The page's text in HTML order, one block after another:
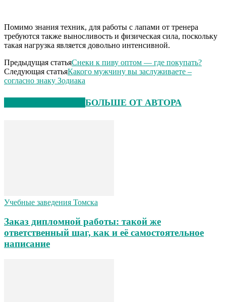
Помимо знания техник, для работы с лапами от тренера
требуются также выносливость и физическая сила, поскольку
такая нагрузка является довольно интенсивной.
Предыдущая статьяСнеки к пиву оптом — где покупать?
Следующая статьяКакого мужчину вы заслуживаете –
согласно знаку Зодиака
БОЛЬШЕ ОТ АВТОРА
Учебные заведения Томска
Заказ дипломной работы: такой же
ответственный шаг, как и её самостоятельное
написание